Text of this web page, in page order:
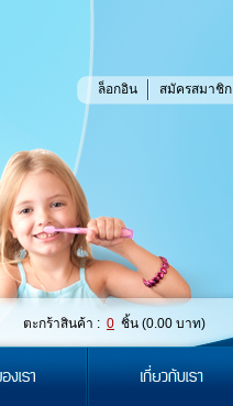
ล็อกอิน สมัครสมาชิก
ตะกร้าสินค้า : 0 ชิ้น (0.00 บาท)